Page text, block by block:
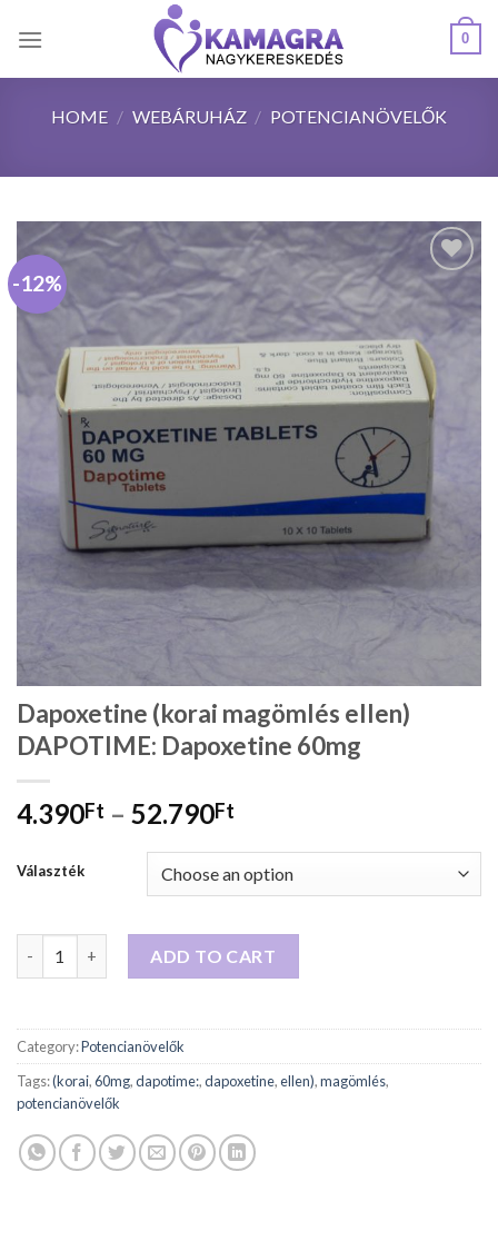
0
HOME / WEBÁRUHÁZ / POTENCIANÖVELŐK
-12% Kedvencekhez
Dapoxetine (korai magömlés ellen)
DAPOTIME: Dapoxetine 60mg
4.390Ft – 52.790Ft
Választék
ADD TO CART
Category:Potencianövelők
Tags:(korai,60mg,dapotime:,dapoxetine,ellen),magömlés,
potencianövelők